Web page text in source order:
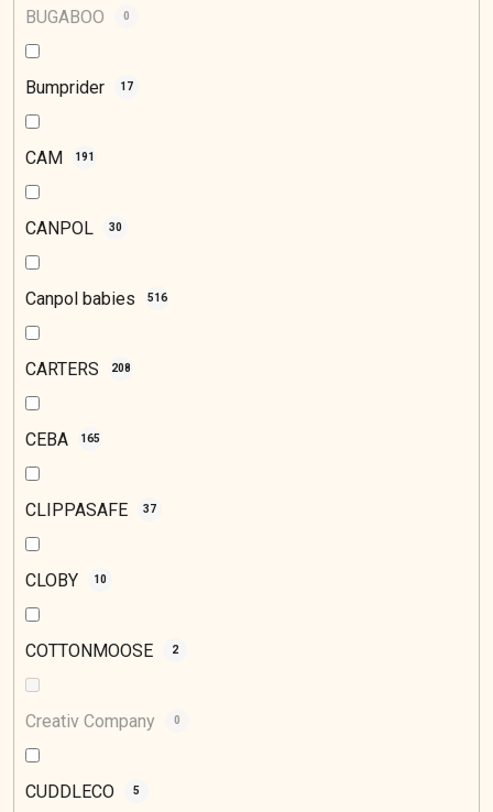
BUGABOO 0
Bumprider 17
CAM 191
CANPOL 30
Canpol babies 516
CARTERS 208
CEBA 165
CLIPPASAFE 37
CLOBY 10
COTTONMOOSE 2
Creativ Company 0
CUDDLECO 5